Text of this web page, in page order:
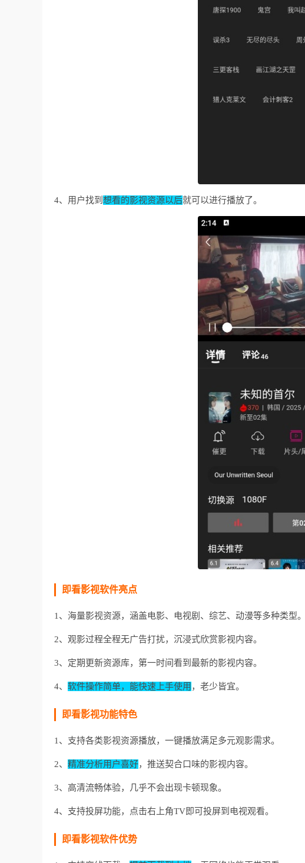
4、用户找到 想看的影视资源以后就可以进行播放了。
即看影视软件亮点
1、海量影视资源，涵盖电影、电视剧、综艺、动漫等多种类型。
2、观影过程全程无广告打扰，沉浸式欣赏影视内容。
3、定期更新资源库，第一时间看到最新的影视内容。
4、 软件操作简单，能快速上手使用 ，老少皆宜。
即看影视功能特色
1、支持各类影视资源播放，一键播放满足多元观影需求。
2、 精准分析用户喜好，推送契合口味的影视内容。
3、高清流畅体验，几乎不会出现卡顿现象。
4、支持投屏功能，点击右上角TV即可投屏到电视观看。
即看影视软件优势